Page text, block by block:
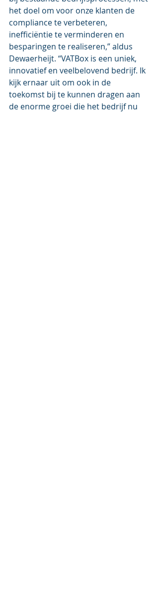
het doel om voor onze klanten de
compliance te verbeteren,
inefficiëntie te verminderen en
besparingen te realiseren,” aldus
Dewaerheijt. “VATBox is een uniek,
innovatief en veelbelovend bedrijf. Ik
kijk ernaar uit om ook in de
toekomst bij te kunnen dragen aan
de enorme groei die het bedrijf nu